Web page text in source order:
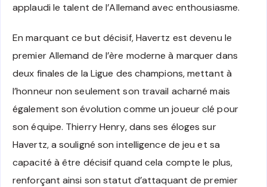
applaudi le talent de l’Allemand avec enthousiasme.
En marquant ce but décisif, Havertz est devenu le
premier Allemand de l’ère moderne à marquer dans
deux finales de la Ligue des champions, mettant à
l’honneur non seulement son travail acharné mais
également son évolution comme un joueur clé pour
son équipe. Thierry Henry, dans ses éloges sur
Havertz, a souligné son intelligence de jeu et sa
capacité à être décisif quand cela compte le plus,
renforçant ainsi son statut d’attaquant de premier